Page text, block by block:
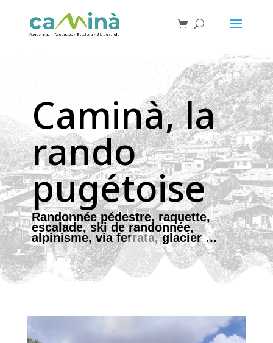
Caminà, la
rando
pugétoise
Randonnée pédestre, raquette,
escalade, ski de randonnée,
alpinisme, via ferrata, glacier …